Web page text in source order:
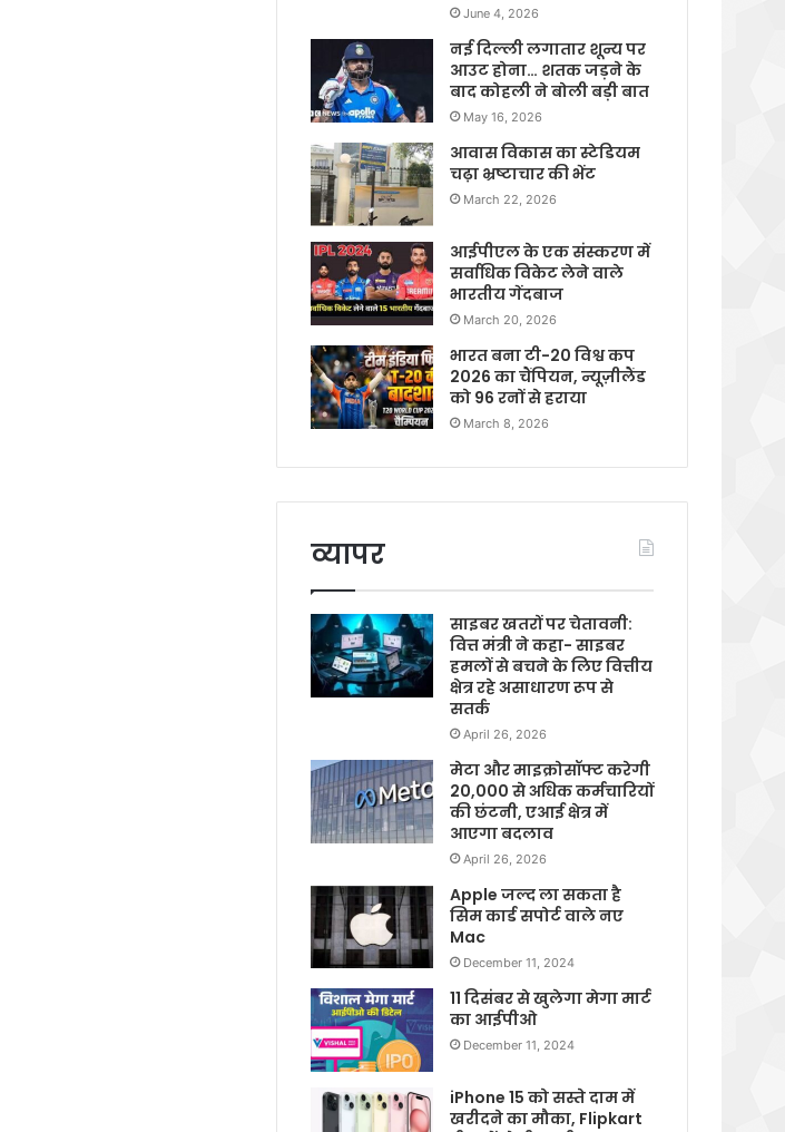
June 4, 2026
नई दिल्ली लगातार शून्य पर
आउट होना… शतक जड़ने के
बाद कोहली ने बोली बड़ी बात
May 16, 2026
आवास विकास का स्टेडियम
चढ़ा भ्रष्टाचार की भेंट
March 22, 2026
आईपीएल के एक संस्करण में
सर्वाधिक विकेट लेने वाले
भारतीय गेंदबाज
March 20, 2026
भारत बना टी-20 विश्व कप
2026 का चैंपियन, न्यूज़ीलैंड
को 96 रनों से हराया
March 8, 2026
व्यापर
साइबर खतरों पर चेतावनी:
वित्त मंत्री ने कहा- साइबर
हमलों से बचने के लिए वित्तीय
क्षेत्र रहे असाधारण रूप से
सतर्क
April 26, 2026
मेटा और माइक्रोसॉफ्ट करेगी
20,000 से अधिक कर्मचारियों
की छंटनी, एआई क्षेत्र में
आएगा बदलाव
April 26, 2026
Apple जल्द ला सकता है
सिम कार्ड सपोर्ट वाले नए
Mac
December 11, 2024
11 दिसंबर से खुलेगा मेगा मार्ट
का आईपीओ
December 11, 2024
iPhone 15 को सस्ते दाम में
खरीदने का मौका, Flipkart